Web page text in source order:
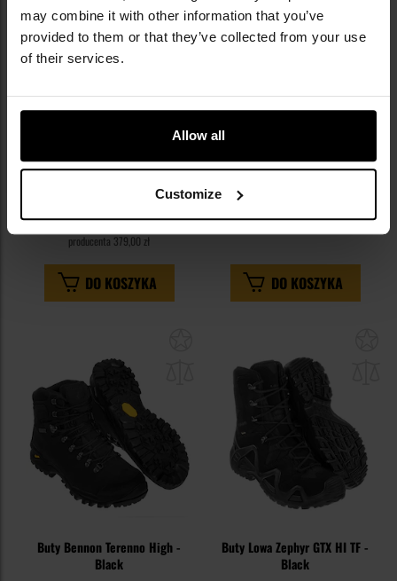
may combine it with other information that you’ve
provided to them or that they’ve collected from your use
of their services.
Allow all
Customize
Buty Serval Grom - Brązowe
producenta 379,00 zł
DO KOSZYKA
Buty Pentagon Scorpion Suede
449,00 zł
DO KOSZYKA
schowka
Buty Bennon Terenno High -
Black
Buty Lowa Zephyr GTX HI TF -
Black